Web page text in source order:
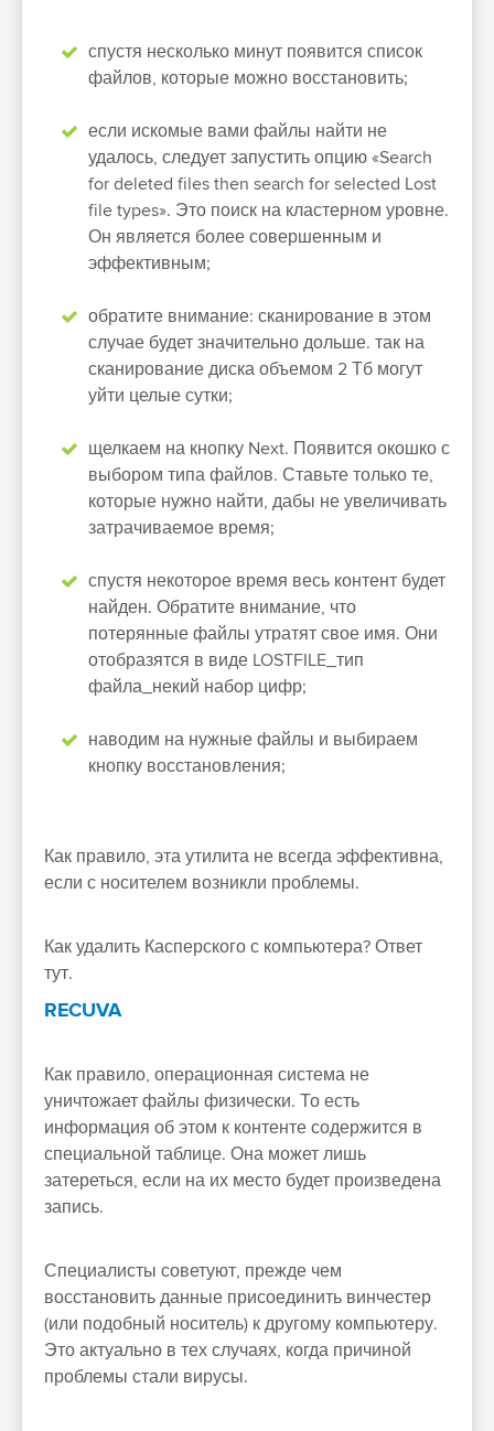
спустя несколько минут появится список
файлов, которые можно восстановить;
если искомые вами файлы найти не
удалось, следует запустить опцию «Search
for deleted files then search for selected Lost
file types». Это поиск на кластерном уровне.
Он является более совершенным и
эффективным;
обратите внимание: сканирование в этом
случае будет значительно дольше. так на
сканирование диска объемом 2 Тб могут
уйти целые сутки;
щелкаем на кнопку Next. Появится окошко с
выбором типа файлов. Ставьте только те,
которые нужно найти, дабы не увеличивать
затрачиваемое время;
спустя некоторое время весь контент будет
найден. Обратите внимание, что
потерянные файлы утратят свое имя. Они
отобразятся в виде LOSTFILE_тип
файла_некий набор цифр;
наводим на нужные файлы и выбираем
кнопку восстановления;
Как правило, эта утилита не всегда эффективна,
если с носителем возникли проблемы.
Как удалить Касперского с компьютера? Ответ
тут.
RECUVA
Как правило, операционная система не
уничтожает файлы физически. То есть
информация об этом к контенте содержится в
специальной таблице. Она может лишь
затереться, если на их место будет произведена
запись.
Специалисты советуют, прежде чем
восстановить данные присоединить винчестер
(или подобный носитель) к другому компьютеру.
Это актуально в тех случаях, когда причиной
проблемы стали вирусы.